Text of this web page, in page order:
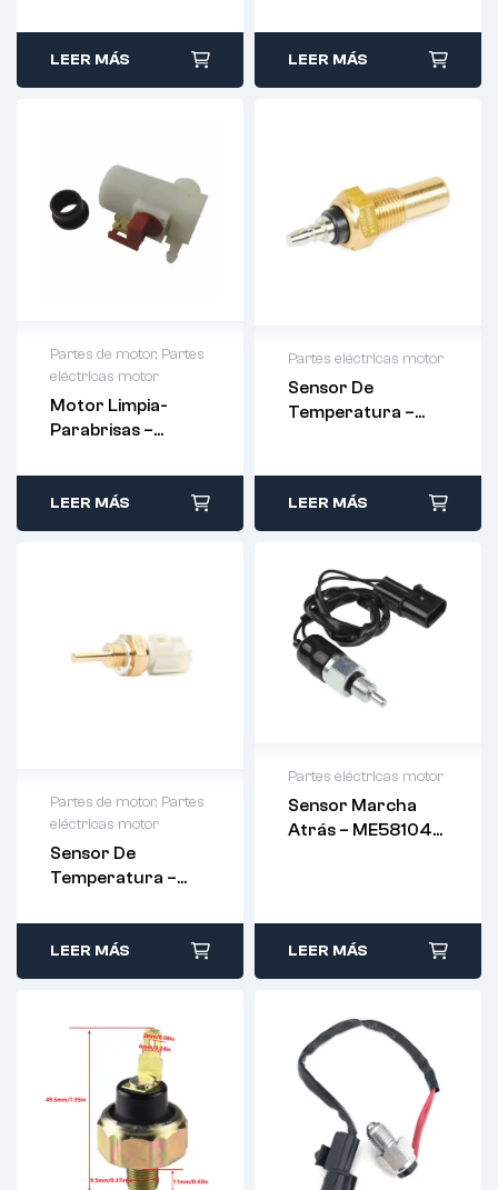
LEER MÁS LEER MÁS
Partes de motor, Partes
eléctricas motor
Motor Limpia-
Parabrisas –
LEER MÁS
Partes eléctricas motor
Sensor De
Temperatura –
LEER MÁS
Partes de motor, Partes
eléctricas motor
Sensor De
Temperatura –
LEER MÁS
Partes eléctricas motor
Sensor Marcha
Atrás – ME581047
LEER MÁS